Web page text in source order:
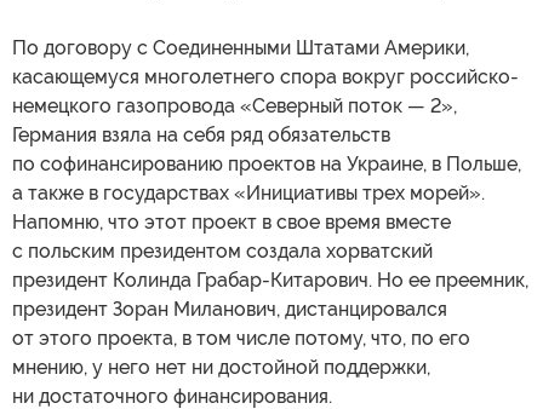
По договору с Соединенными Штатами Америки,
касающемуся многолетнего спора вокруг российско-
немецкого газопровода «Северный поток — 2»,
Германия взяла на себя ряд обязательств
по софинансированию проектов на Украине, в Польше,
а также в государствах «Инициативы трех морей».
Напомню, что этот проект в свое время вместе
с польским президентом создала хорватский
президент Колинда Грабар-Китарович. Но ее преемник,
президент Зоран Миланович, дистанцировался
от этого проекта, в том числе потому, что, по его
мнению, у него нет ни достойной поддержки,
ни достаточного финансирования.